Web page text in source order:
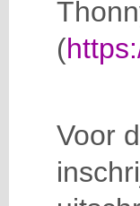
(
Voor